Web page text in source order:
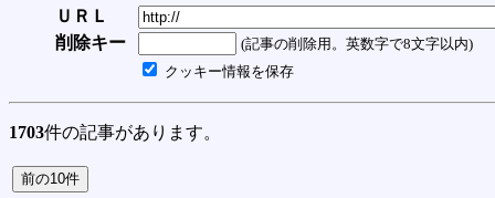
ＵＲＬ
削除キー
(記事の削除用。英数字で8文字以内)
クッキー情報を保存
1703件の記事があります。